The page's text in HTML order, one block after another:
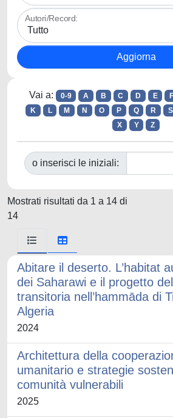
Autori/Record:
Vai a: 0-9 A B C D E F
K
L M N O P Q R S
X
Y Z
o inserisci le iniziali:
Mostrati risultati da 1 a 14 di
14
Abitare il deserto. L’habitat
dei Saharawi e il progetto
transitoria nell’hammāda di
Algeria
2024
Architettura della
umanitario e strategie
comunità vulnerabili
2025